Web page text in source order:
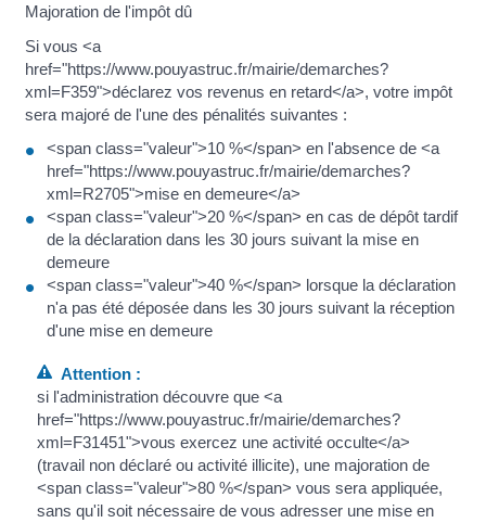
Majoration de l'impôt dû
Si vous <a
href="https://www.pouyastruc.fr/mairie/demarches?
xml=F359">déclarez vos revenus en retard</a>, votre impôt
sera majoré de l'une des pénalités suivantes :
<span class="valeur">10 %</span> en l'absence de <a
href="https://www.pouyastruc.fr/mairie/demarches?
xml=R2705">mise en demeure</a>
<span class="valeur">20 %</span> en cas de dépôt tardif
de la déclaration dans les 30 jours suivant la mise en
demeure
<span class="valeur">40 %</span> lorsque la déclaration
n'a pas été déposée dans les 30 jours suivant la réception
d'une mise en demeure
Attention :
si l'administration découvre que <a
href="https://www.pouyastruc.fr/mairie/demarches?
xml=F31451">vous exercez une activité occulte</a>
(travail non déclaré ou activité illicite), une majoration de
<span class="valeur">80 %</span> vous sera appliquée,
sans qu'il soit nécessaire de vous adresser une mise en